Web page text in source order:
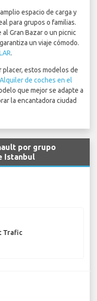
espacio de carga y
para grupos o familias.
Gran Bazar o un picnic
un viaje cómodo.
.
placer, estos modelos de
Alquiler de coches en el
que mejor se adapte a
la encantadora ciudad
por grupo
Istanbul
Trafic